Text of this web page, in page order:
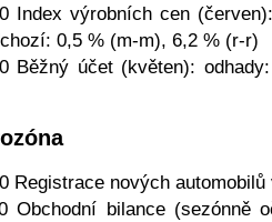
Index výrobních cen
0,5 % (m-m), 6,2 % (r-r)
Běžný účet (květen):
Registrace nových
Obchodní bilance (sezónně